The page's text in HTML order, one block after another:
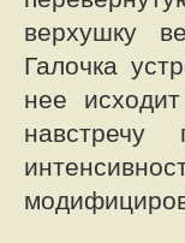
верхушку
Галочка
нее